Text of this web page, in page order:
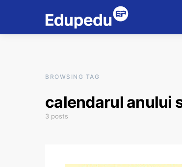
BROWSING TAG
calendarul anului
3 posts